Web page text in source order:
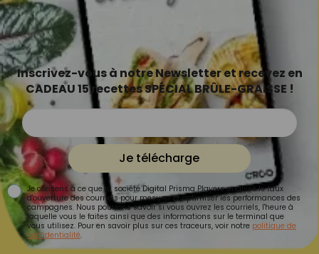
Inscrivez-vous à notre Newsletter et recevez en
CADEAU 15 recettes SPÉCIAL BRÛLE-GRAISSE !
Je télécharge
Je consens à ce que la société Digital Prisma Players analyse le taux
d'ouverture des courriels pour mesurer et optimiser les performances des
campagnes. Nous pourrons savoir si vous ouvrez les courriels, l'heure à
laquelle vous le faites ainsi que des informations sur le terminal que
vous utilisez. Pour en savoir plus sur ces traceurs, voir notre politique de
confidentialité.